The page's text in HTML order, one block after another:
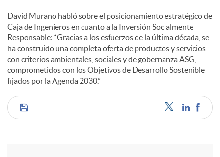
e
n
i
d
David Murano habló sobre el posicionamiento estratégico de
Caja de Ingenieros en cuanto a la Inversión Socialmente
Responsable: “Gracias a los esfuerzos de la última década, se
ha construido una completa oferta de productos y servicios
con criterios ambientales, sociales y de gobernanza ASG,
comprometidos con los Objetivos de Desarrollo Sostenible
fijados por la Agenda 2030.”
C